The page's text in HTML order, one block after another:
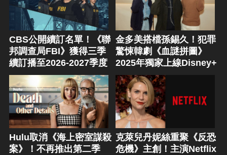
CBS公開續訂名單！《聯
邦調查局FBI》獲得三季
續訂播至2026-2027季度
金多美搭檔孫錫久！犯罪
驚悚韓劇《血謎拼圖》
2025年獨家上線Disney+
Hulu取消《海上密室謀殺
案》！不再推出第二季
克萊兒丹妮絲重聚《反恐
危機》主創！主演Netflix